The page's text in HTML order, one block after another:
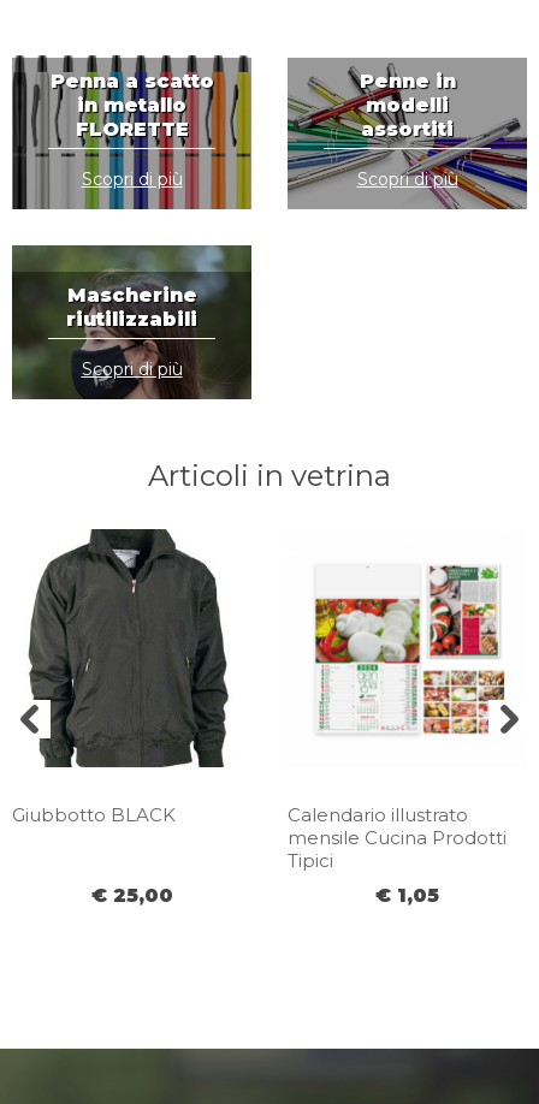
Penna a scatto
in metallo
FLORETTE
Scopri di più
Penne in
modelli
assortiti
Scopri di più
Mascherine
riutilizzabili
Scopri di più
Articoli in vetrina
Giubbotto BLACK
€ 25,00
Calendario illustrato
mensile Cucina Prodotti
Tipici
€ 1,05